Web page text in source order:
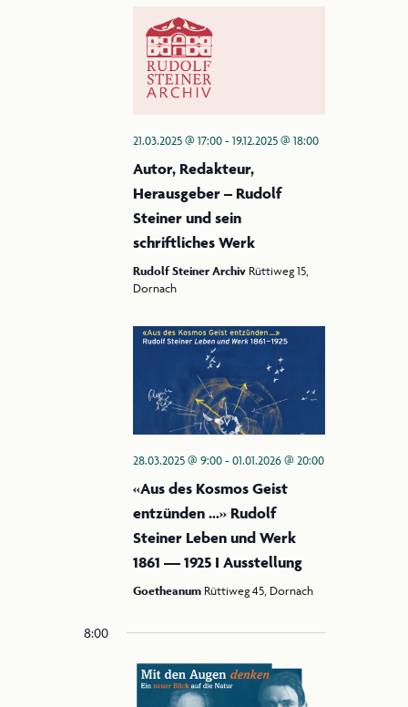
21.03.2025 @ 17:00-19.12.2025 @ 18:00
Autor, Redakteur,
Herausgeber – Rudolf
Steiner und sein
schriftliches Werk
Rudolf Steiner Archiv Rüttiweg 15,
Dornach
28.03.2025 @ 9:00-01.01.2026 @ 20:00
«Aus des Kosmos Geist
entzünden …» Rudolf
Steiner Leben und Werk
1861 — 1925 I Ausstellung
Goetheanum Rüttiweg 45, Dornach
8:00